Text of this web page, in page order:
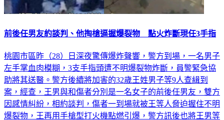
前後任男友約談判、他掏槍逼握爆裂物 點火炸斷現任3手指
桃園市區昨（28）日深夜驚傳爆炸聲響，警方到場，一名男子
左手掌血肉模糊，3支手指頭遭不明爆裂物炸斷，員警緊急協
助將其送醫。警方後續將加害的32歲王姓男子等9人查緝到
案，經查，王男與和傷者分別是一名女子的前後任男友，雙方
因感情糾紛，相約談判，傷者一到場就被王等人脅迫握住不明
爆裂物，王再用手槍型打火機點燃引爆，警方訊後也將王男等